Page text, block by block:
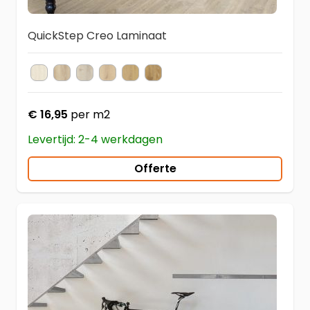
QuickStep Creo Laminaat
KleurCR3178 Witte Eik Charlotte
CR3179 Lichte Eik Tennessee
CR3181 Grijze Eik Tennessee
CR3182 Eik Natuur Virginia
CR3180 Eik Natuur Tennessee
CR3176 Eik Natuur Louisiana
€ 16,95 per m2
Levertijd: 2-4 werkdagen
Offerte